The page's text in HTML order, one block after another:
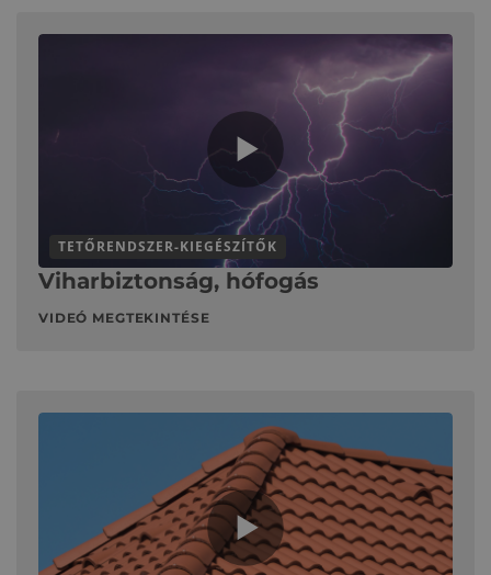
TETŐRENDSZER-KIEGÉSZÍTŐK
Viharbiztonság, hófogás
VIDEÓ MEGTEKINTÉSE